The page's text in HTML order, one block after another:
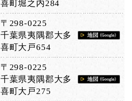
喜町堀之内284
〒298-0225
千葉県夷隅郡大多
喜町大戸654
〒298-0225
千葉県夷隅郡大多
喜町大戸275